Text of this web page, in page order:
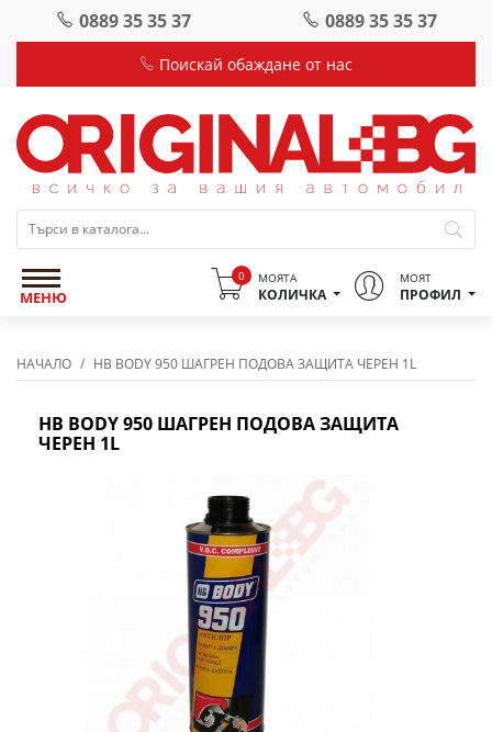
0889 35 35 37 0889 35 35 37
Поискай обаждане от нас
МЕНЮ
0 МОЯТА
КОЛИЧКА
МОЯТ
ПРОФИЛ
НАЧАЛО HB BODY 950 ШАГРЕН ПОДОВА ЗАЩИТА ЧЕРЕН 1L
HB BODY 950 ШАГРЕН ПОДОВА ЗАЩИТА
ЧЕРЕН 1L